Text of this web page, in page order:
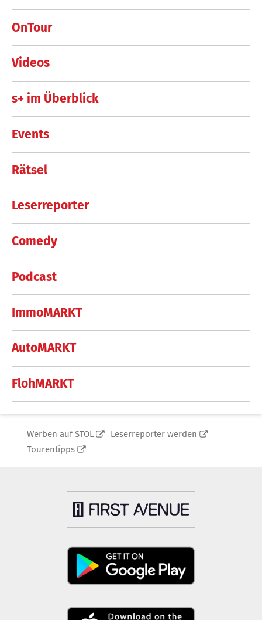
OnTour
Videos
s+ im Überblick
Events
Rätsel
Leserreporter
Comedy
Podcast
ImmoMARKT
AutoMARKT
FlohMARKT
Werben auf STOL
Leserreporter werden
Tourentipps